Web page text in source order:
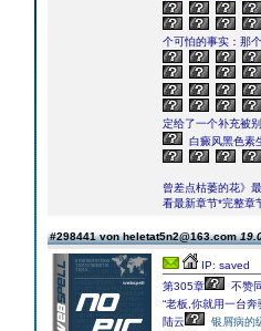
个可怕的事实：那
定给了一个补充被
白癜风黑色素
曾差点枯萎的花》
看最新章节*完整章
#298441 von heletat5n2@163.com
IP: saved
第305章
不赞
“老板,你就用一台奔
陆云
银屑病的